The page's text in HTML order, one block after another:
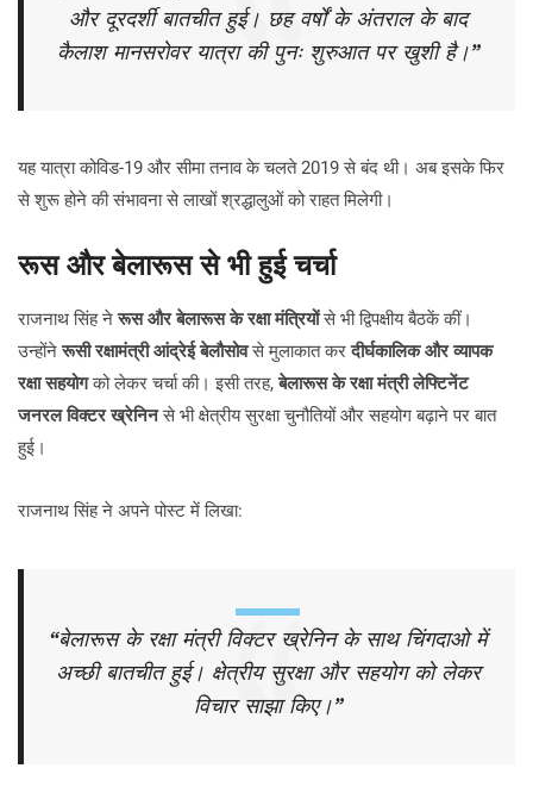
और दूरदर्शी बातचीत हुई। छह वर्षों के अंतराल के बाद
कैलाश मानसरोवर यात्रा की पुनः शुरुआत पर खुशी है।”
यह यात्रा कोविड-19 और सीमा तनाव के चलते 2019 से बंद थी। अब इसके फिर
से शुरू होने की संभावना से लाखों श्रद्धालुओं को राहत मिलेगी।
रूस और बेलारूस से भी हुई चर्चा
राजनाथ सिंह नेरूस और बेलारूस के रक्षा मंत्रियोंसे भी द्विपक्षीय बैठकें कीं।
उन्होंनेरूसी रक्षामंत्री आंद्रेई बेलौसोवसे मुलाकात करदीर्घकालिक और व्यापक
रक्षा सहयोगको लेकर चर्चा की। इसी तरह,बेलारूस के रक्षा मंत्री लेफ्टिनेंट
जनरल विक्टर ख्रेनिनसे भी क्षेत्रीय सुरक्षा चुनौतियों और सहयोग बढ़ाने पर बात
हुई।
राजनाथ सिंह ने अपने पोस्ट में लिखा:
“बेलारूस के रक्षा मंत्री विक्टर ख्रेनिन के साथ चिंगदाओ में
अच्छी बातचीत हुई। क्षेत्रीय सुरक्षा और सहयोग को लेकर
विचार साझा किए।”